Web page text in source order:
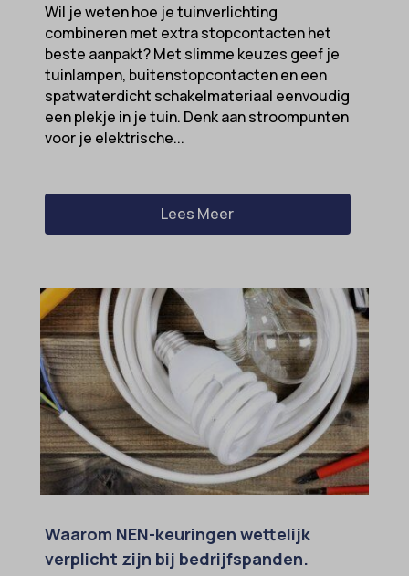
Wil je weten hoe je tuinverlichting
combineren met extra stopcontacten het
beste aanpakt? Met slimme keuzes geef je
tuinlampen, buitenstopcontacten en een
spatwaterdicht schakelmateriaal eenvoudig
een plekje in je tuin. Denk aan stroompunten
voor je elektrische...
Lees Meer
Waarom NEN-keuringen wettelijk
verplicht zijn bij bedrijfspanden.